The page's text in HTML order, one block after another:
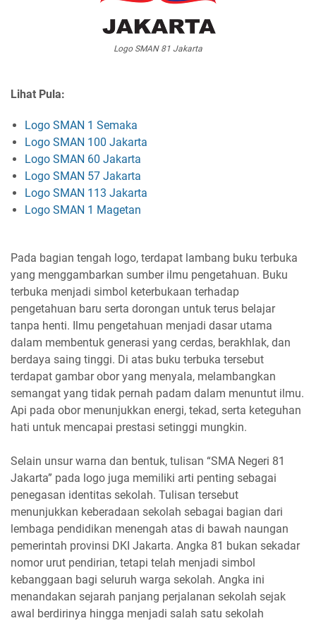
Logo SMAN 81 Jakarta
Lihat Pula:
Logo SMAN 1 Semaka
Logo SMAN 100 Jakarta
Logo SMAN 60 Jakarta
Logo SMAN 57 Jakarta
Logo SMAN 113 Jakarta
Logo SMAN 1 Magetan
Pada bagian tengah logo, terdapat lambang buku terbuka
yang menggambarkan sumber ilmu pengetahuan. Buku
terbuka menjadi simbol keterbukaan terhadap
pengetahuan baru serta dorongan untuk terus belajar
tanpa henti. Ilmu pengetahuan menjadi dasar utama
dalam membentuk generasi yang cerdas, berakhlak, dan
berdaya saing tinggi. Di atas buku terbuka tersebut
terdapat gambar obor yang menyala, melambangkan
semangat yang tidak pernah padam dalam menuntut ilmu.
Api pada obor menunjukkan energi, tekad, serta keteguhan
hati untuk mencapai prestasi setinggi mungkin.
Selain unsur warna dan bentuk, tulisan “SMA Negeri 81
Jakarta” pada logo juga memiliki arti penting sebagai
penegasan identitas sekolah. Tulisan tersebut
menunjukkan keberadaan sekolah sebagai bagian dari
lembaga pendidikan menengah atas di bawah naungan
pemerintah provinsi DKI Jakarta. Angka 81 bukan sekadar
nomor urut pendirian, tetapi telah menjadi simbol
kebanggaan bagi seluruh warga sekolah. Angka ini
menandakan sejarah panjang perjalanan sekolah sejak
awal berdirinya hingga menjadi salah satu sekolah